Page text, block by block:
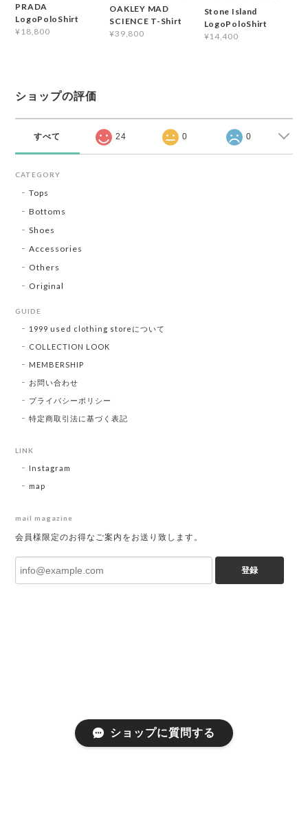
PRADA
LogoPoloShirt
¥18,800
OAKLEY MAD
SCIENCE T-Shirt
¥39,800
Stone Island
LogoPoloShirt
¥14,400
ショップの評価
すべて 24 0 0
CATEGORY
Tops
Bottoms
Shoes
Accessories
Others
Original
GUIDE
1999 used clothing storeについて
COLLECTION LOOK
MEMBERSHIP
お問い合わせ
プライバシーポリシー
特定商取引法に基づく表記
LINK
Instagram
map
mail magazine
会員様限定のお得なご案内をお送り致します。
登録
ショップに質問する